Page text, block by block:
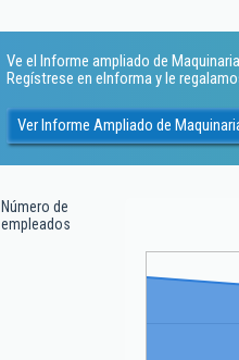
Ve el Informe ampliado de
Regístrese en eInforma y le
Ver Informe Ampliado de
Número de
empleados